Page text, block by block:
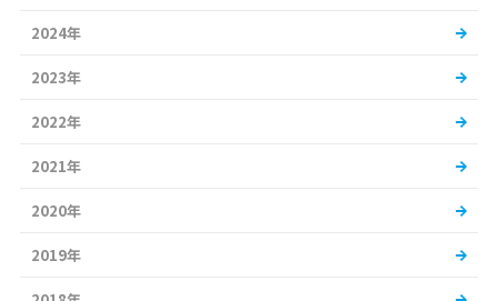
2024年
2023年
2022年
2021年
2020年
2019年